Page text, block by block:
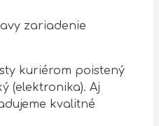
zariadenie
kuriérom poistený
(elektronika). Aj
kvalitné